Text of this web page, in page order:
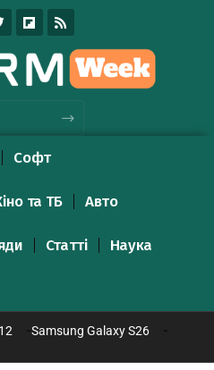
Софт
та ТБ Авто
Статті Наука
Samsung Galaxy S26